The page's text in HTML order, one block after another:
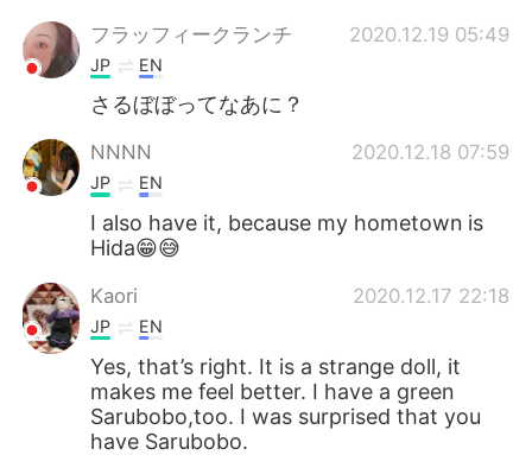
フラッフィークランチ 2020.12.19 05:49
JP EN
さるぼぼってなあに？
NNNN 2020.12.18 07:59
JP EN
I also have it, because my hometown is
Hida😁😅
Kaori 2020.12.17 22:18
JP EN
Yes, that’s right. It is a strange doll, it
makes me feel better. I have a green
Sarubobo,too. I was surprised that you
have Sarubobo.